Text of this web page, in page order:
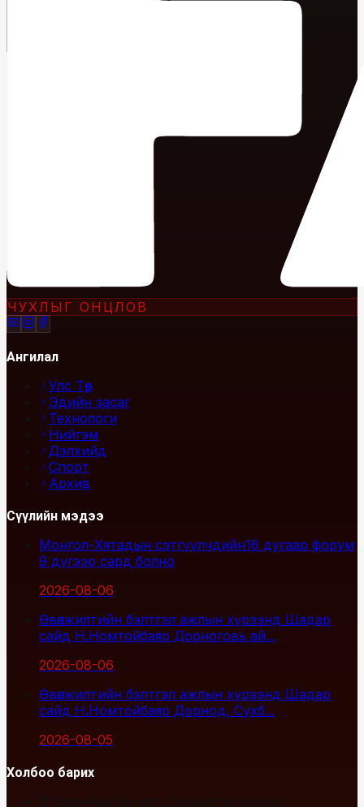
ЧУХЛЫГ ОНЦЛОВ
Ангилал
Улс Төр
Эдийн засаг
Технологи
Нийгэм
Дэлхийд
Спорт
Архив
Сүүлийн мэдээ
Монгол-Хятадын сэтгүүлчдийн16 дугаар форум
9 дүгээр сард болно
2026-08-06
Өвөлжилтийн бэлтгэл ажлын хүрээнд Шадар
сайд Н.Номтойбаяр Дорноговь ай...
2026-08-06
Өвөлжилтийн бэлтгэл ажлын хүрээнд Шадар
сайд Н.Номтойбаяр Дорнод, Сүхб...
2026-08-05
Холбоо барих